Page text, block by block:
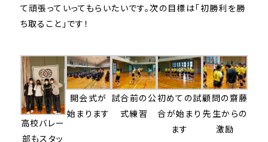
て頑張っていってもらいたいです。次の目標は「初勝利を勝
ち取ること」です！
高校バレー
部もスタッ
開会式が
始まります
試合前の公
式練習
初めての試
合が始まり
ます
顧問の齋藤
先生からの
激励